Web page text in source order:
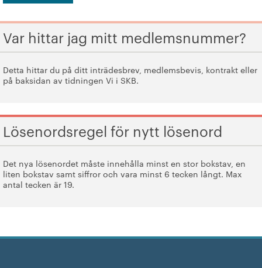
Var hittar jag mitt medlemsnummer?
Detta hittar du på ditt inträdesbrev, medlems­bevis, kontrakt eller
på baksidan av tidningen Vi i SKB.
Lösenordsregel för nytt lösenord
Det nya lösenordet måste innehålla minst en stor bokstav, en
liten bokstav samt siffror och vara minst 6 tecken långt. Max
antal tecken är 19.